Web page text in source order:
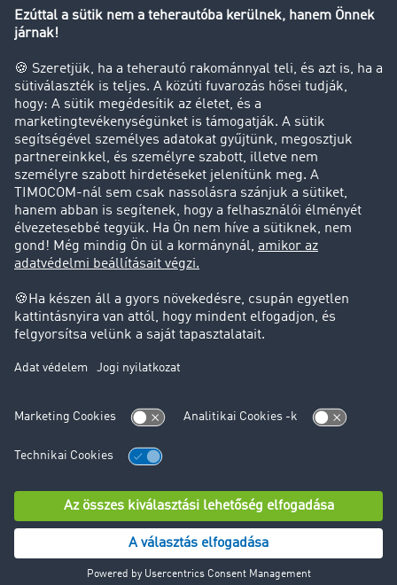
Tehergépkocsi-forgalomkorlátozás
Cég
Sikertörténetek
Ügyfél hoz ügyfelet
Jogi információk
Impresszum
Adatvédelem
süti-beállítások
Támogatás
© TIMOCOM GmbH 2024. Minden jog fenntartva